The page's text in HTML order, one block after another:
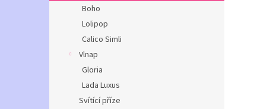
Boho
Lolipop
Calico Simli
Vlnap
Gloria
Lada Luxus
Svítící příze